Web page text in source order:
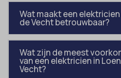
Wat maakt een
de Vecht betrouwbaar?
Wat zijn de meest
van een elektricien in
Vecht?
wordpress_test_cookie
wp-settings-*
wp-settings-time-*
wpl_viewed_cookie
cookiesEnabled
domain
et-recommend-sync-post-*
et-saved-post*